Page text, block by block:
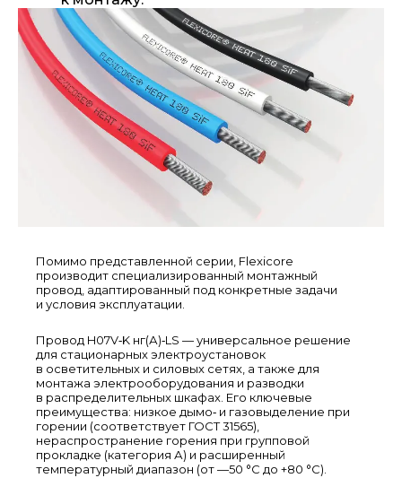
Помимо представленной серии, Flexicore
производит специализированный монтажный
провод, адаптированный под конкретные задачи
и условия эксплуатации.
Провод H07V‑K нг(А)‑LS — универсальное решение
для стационарных электроустановок
в осветительных и силовых сетях, а также для
монтажа электрооборудования и разводки
в распределительных шкафах. Его ключевые
преимущества: низкое дымо‑ и газовыделение при
горении (соответствует ГОСТ 31565),
нераспространение горения при групповой
прокладке (категория А) и расширенный
температурный диапазон (от —50 °C до +80 °C).